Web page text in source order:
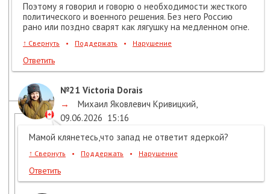
Поэтому я говорил и говорю о необходимости жесткого
политического и военного решения. Без него Россию
рано или поздно сварят как лягушку на медленном огне.
↑ Свернуть • Поддержать • Нарушение
Ответить
№21 Victoria Dorais
→
Михаил Яковлевич Кривицкий,
09.06.2026 15:16
Мамой клянетесь,что запад не ответит ядеркой?
↑ Свернуть • Поддержать • Нарушение
Ответить